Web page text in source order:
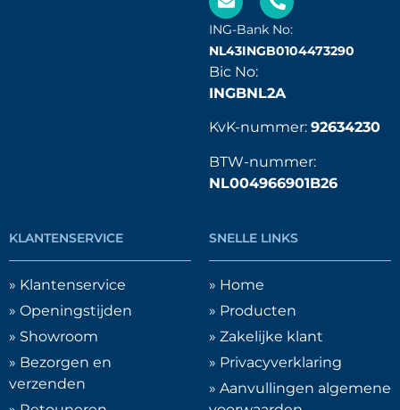
ING-Bank No:
NL43INGB0104473290
Bic No:
INGBNL2A
KvK-nummer: 92634230
BTW-nummer:
NL004966901B26
KLANTENSERVICE
» Klantenservice
» Openingstijden
» Showroom
» Bezorgen en
verzenden
SNELLE LINKS
» Home
» Producten
» Zakelijke klant
» Privacyverklaring
» Aanvullingen algemene